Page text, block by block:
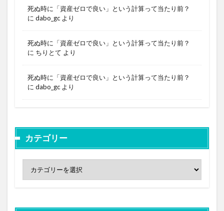
死ぬ時に「資産ゼロで良い」という計算って当たり前？
に dabo_gc より
死ぬ時に「資産ゼロで良い」という計算って当たり前？
に ちりとて より
死ぬ時に「資産ゼロで良い」という計算って当たり前？
に dabo_gc より
カテゴリー